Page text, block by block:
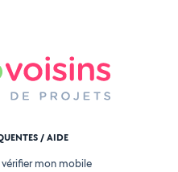
/ AIDE
vérifier mon mobile